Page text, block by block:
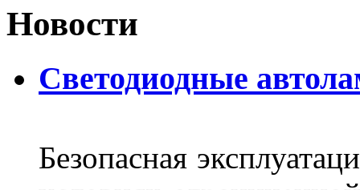
Новости
Светодиодные
Безопасная